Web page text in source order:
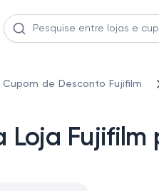
Cupom de Desconto Fujifilm
Loja Fujifilm